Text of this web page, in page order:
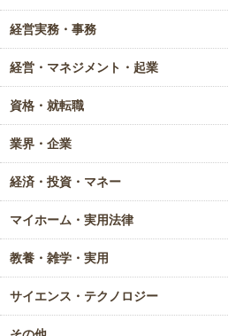
経営実務・事務
経営・マネジメント・起業
資格・就転職
業界・企業
経済・投資・マネー
マイホーム・実用法律
教養・雑学・実用
サイエンス・テクノロジー